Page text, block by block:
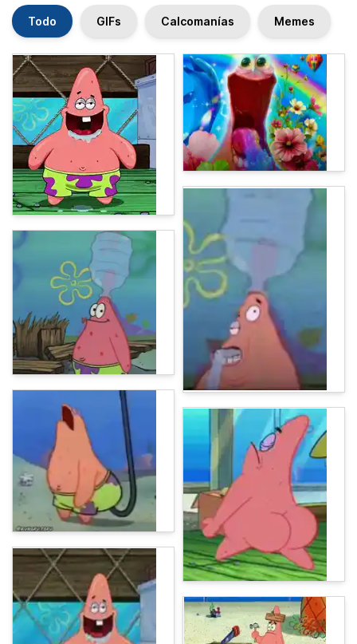
Todo GIFs Calcomanías Memes